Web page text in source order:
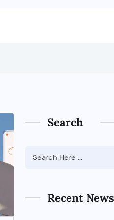
Search
Recent News